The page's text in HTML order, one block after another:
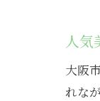
人気
大阪
れな